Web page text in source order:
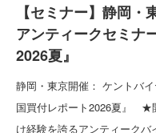
【セミナー】静岡
アンティークセミナ
2026夏』
静岡・東京開催： ケントバ
国買付レポート2026夏』 ★
け経験を誇るアンティーク